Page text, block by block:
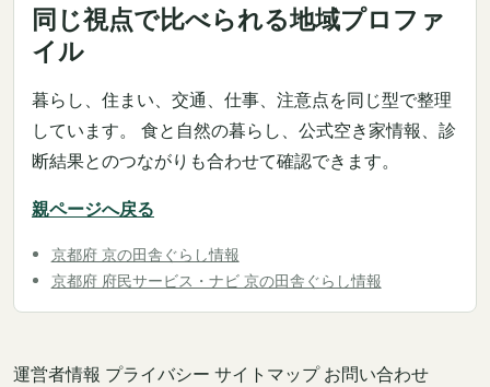
同じ視点で比べられる地域プロファ
イル
暮らし、住まい、交通、仕事、注意点を同じ型で整理
しています。 食と自然の暮らし、公式空き家情報、診
断結果とのつながりも合わせて確認できます。
親ページへ戻る
京都府 京の田舎ぐらし情報
京都府 府民サービス・ナビ 京の田舎ぐらし情報
運営者情報 プライバシー サイトマップ お問い合わせ